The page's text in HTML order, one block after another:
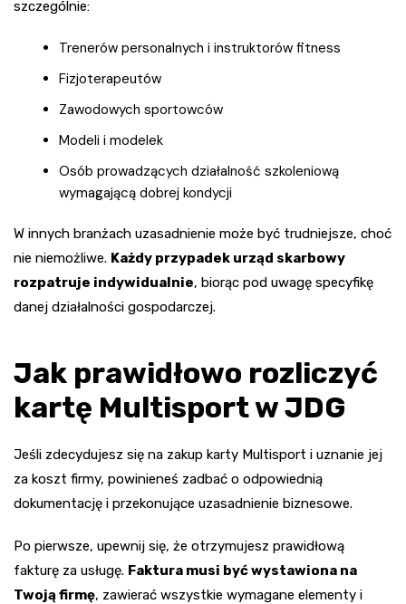
szczególnie:
Trenerów personalnych i instruktorów fitness
Fizjoterapeutów
Zawodowych sportowców
Modeli i modelek
Osób prowadzących działalność szkoleniową
wymagającą dobrej kondycji
W innych branżach uzasadnienie może być trudniejsze, choć
nie niemożliwe. Każdy przypadek urząd skarbowy
rozpatruje indywidualnie, biorąc pod uwagę specyfikę
danej działalności gospodarczej.
Jak prawidłowo rozliczyć
kartę Multisport w JDG
Jeśli zdecydujesz się na zakup karty Multisport i uznanie jej
za koszt firmy, powinieneś zadbać o odpowiednią
dokumentację i przekonujące uzasadnienie biznesowe.
Po pierwsze, upewnij się, że otrzymujesz prawidłową
fakturę za usługę. Faktura musi być wystawiona na
Twoją firmę, zawierać wszystkie wymagane elementy i